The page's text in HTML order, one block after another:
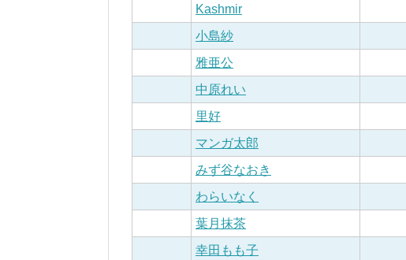
Kashmir
小島紗
雅亜公
中原れい
里好
マンガ太郎
みず谷なおき
わらいなく
葉月抹茶
幸田もも子